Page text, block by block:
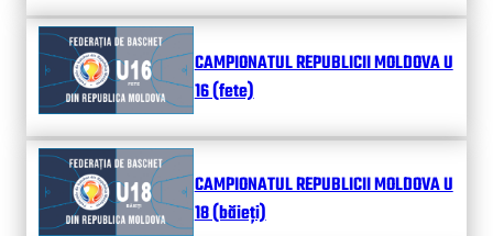
CAMPIONATUL REPUBLICII MOLDOVA U
16 (fete)
CAMPIONATUL REPUBLICII MOLDOVA U
18 (băieți)